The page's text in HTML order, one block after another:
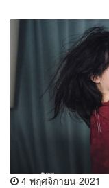
4 พฤศจิกายน 2021